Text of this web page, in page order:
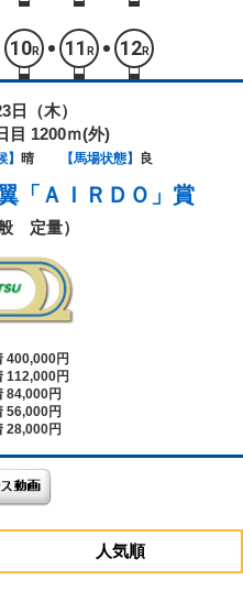
10R 11 R 12R
日（木）
目 1200ｍ(外)
】 晴 【馬場状態】 良
「ＡＩＲＤＯ」賞
定量）
400,000円
112,000円
84,000円
56,000円
28,000円
人気順